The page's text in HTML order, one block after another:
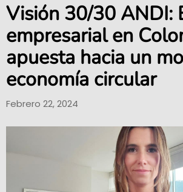
Visión 30/30 ANDI:
empresarial en
apuesta hacia un
economía circular
Febrero 22, 2024